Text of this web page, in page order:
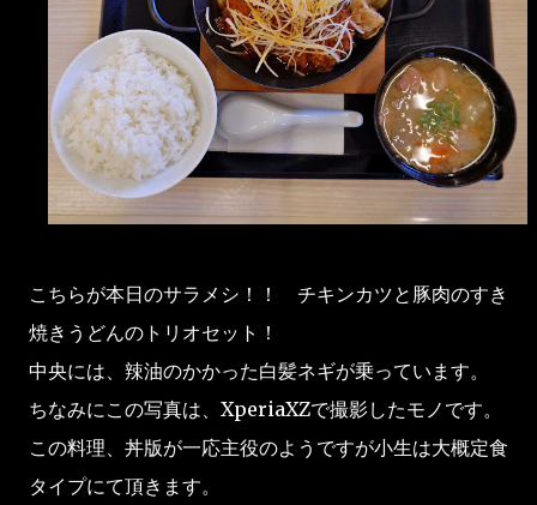
こちらが本日のサラメシ！！ チキンカツと豚肉のすき
焼きうどんのトリオセット！
中央には、辣油のかかった白髪ネギが乗っています。
ちなみにこの写真は、XperiaXZで撮影したモノです。
この料理、丼版が一応主役のようですが小生は大概定食
タイプにて頂きます。